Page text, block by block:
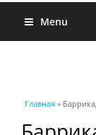
Menu
Вы здесь
Главная »